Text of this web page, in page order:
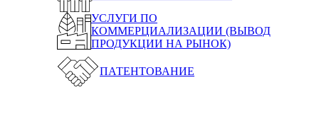
УСЛУГИ ПО
КОММЕРЦИАЛИЗАЦИИ (ВЫВОД
ПРОДУКЦИИ НА РЫНОК)
ПАТЕНТОВАНИЕ